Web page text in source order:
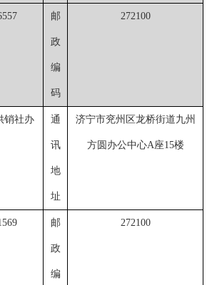
邮
政
编
码
272100
销社办 通
讯
地
址
济宁市兖州区龙桥街道九州
方圆办公中心A座15楼
邮
政
编
272100